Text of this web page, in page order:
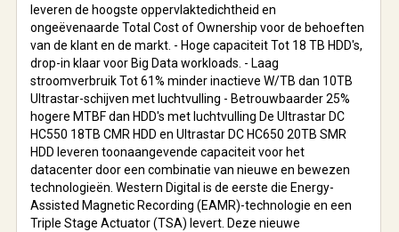
leveren de hoogste oppervlaktedichtheid en
ongeëvenaarde Total Cost of Ownership voor de behoeften
van de klant en de markt. - Hoge capaciteit Tot 18 TB HDD's,
drop-in klaar voor Big Data workloads. - Laag
stroomverbruik Tot 61% minder inactieve W/TB dan 10TB
Ultrastar-schijven met luchtvulling - Betrouwbaarder 25%
hogere MTBF dan HDD's met luchtvulling De Ultrastar DC
HC550 18TB CMR HDD en Ultrastar DC HC650 20TB SMR
HDD leveren toonaangevende capaciteit voor het
datacenter door een combinatie van nieuwe en bewezen
technologieën. Western Digital is de eerste die Energy-
Assisted Magnetic Recording (EAMR)-technologie en een
Triple Stage Actuator (TSA) levert. Deze nieuwe